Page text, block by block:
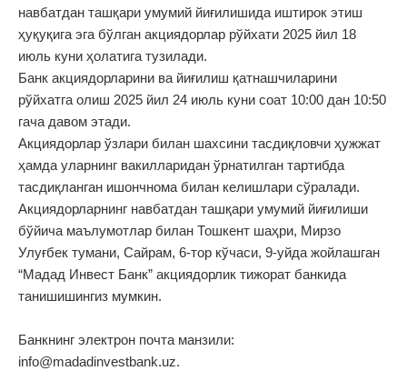
навбатдан ташқари умумий йиғилишида иштирок этиш
ҳуқуқига эга бўлган акциядорлар рўйхати 2025 йил 18
июль куни ҳолатига тузилади.
Банк акциядорларини ва йиғилиш қатнашчиларини
рўйхатга олиш 2025 йил 24 июль куни соат 10:00 дан 10:50
гача давом этади.
Акциядорлар ўзлари билан шахсини тасдиқловчи ҳужжат
ҳамда уларнинг вакилларидан ўрнатилган тартибда
тасдиқланган ишончнома билан келишлари сўралади.
Акциядорларнинг навбатдан ташқари умумий йиғилиши
бўйича маълумотлар билан Тошкент шаҳри, Мирзо
Улуғбек тумани, Сайрам, 6-тор кўчаси, 9-уйда жойлашган
“Мадад Инвест Банк” акциядорлик тижорат банкида
танишишингиз мумкин.
Банкнинг электрон почта манзили:
info@madadinvestbank.uz.